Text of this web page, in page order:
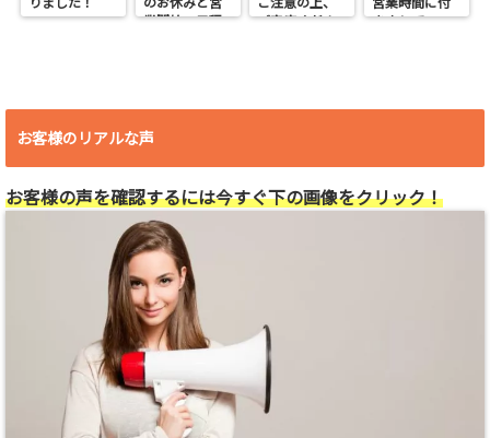
業開始の日程
ご来店くださ
きまして
お客様のリアルな声
お客様の声を確認するには今すぐ下の画像をクリック！